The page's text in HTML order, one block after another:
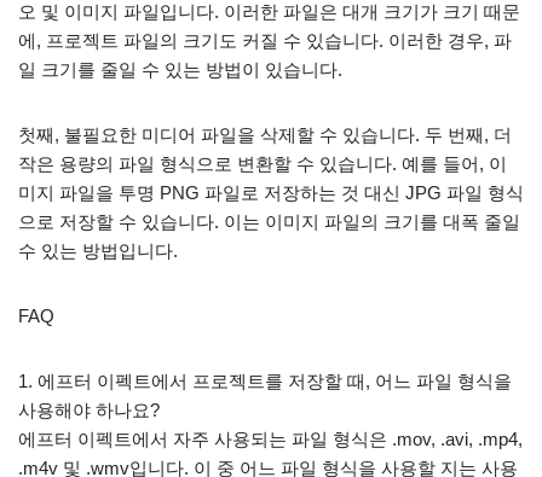
오 및 이미지 파일입니다. 이러한 파일은 대개 크기가 크기 때문
에, 프로젝트 파일의 크기도 커질 수 있습니다. 이러한 경우, 파
일 크기를 줄일 수 있는 방법이 있습니다.
첫째, 불필요한 미디어 파일을 삭제할 수 있습니다. 두 번째, 더
작은 용량의 파일 형식으로 변환할 수 있습니다. 예를 들어, 이
미지 파일을 투명 PNG 파일로 저장하는 것 대신 JPG 파일 형식
으로 저장할 수 있습니다. 이는 이미지 파일의 크기를 대폭 줄일
수 있는 방법입니다.
FAQ
1. 에프터 이펙트에서 프로젝트를 저장할 때, 어느 파일 형식을
사용해야 하나요?
에프터 이펙트에서 자주 사용되는 파일 형식은 .mov, .avi, .mp4,
.m4v 및 .wmv입니다. 이 중 어느 파일 형식을 사용할 지는 사용